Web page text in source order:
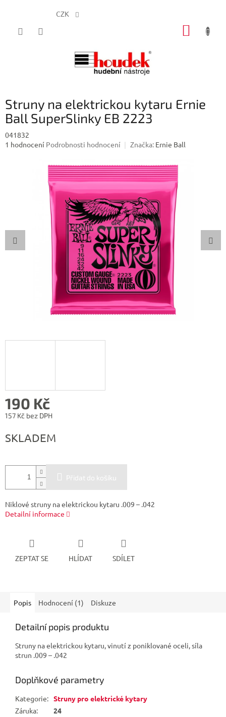
CZK
Struny na elektrickou kytaru Ernie
Ball SuperSlinky EB 2223
041832
Průměrné
1 hodnocení Podrobnosti hodnocení Značka: Ernie Ball
190 Kč
157 Kč bez DPH
cena:
SKLADEM
Přidat do košíku
Niklové struny na elektrickou kytaru .009 – .042
Detailní informace
ZEPTAT SE HLÍDAT SDÍLET
Popis Hodnocení (1) Diskuze
Detailní popis produktu
Struny na elektrickou kytaru, vinutí z poniklované oceli, síla
strun .009 – .042
Doplňkové parametry
Kategorie: Struny pro elektrické kytary
Záruka:
24